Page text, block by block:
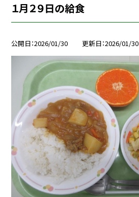
１月２９日の給食
公開日 2026/01/30 更新日 2026/01/30